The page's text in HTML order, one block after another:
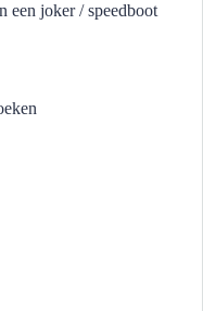
een joker / speedboot